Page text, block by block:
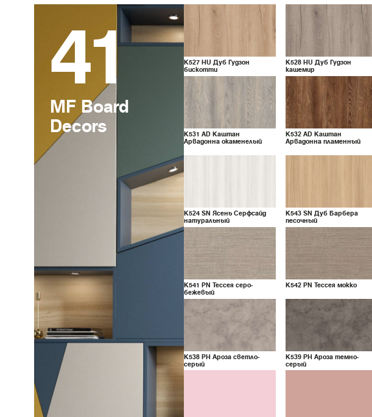
41
MF Board
Decors
K527HUДуб Гудзон
бискотти
K528HUДуб Гудзон
кашемир
K531 ADКаштан
Арвадонна окаменелый
K532ADКаштан
Арвадонна пламенный
K524SNЯсень Серфсайд
натуральный
K543SNДуб Барбера
песочный
K541 PNТессея серо-
бежевый
K542PNТессея мокко
K538PHАроза светло-
серый
K539PHАроза темно-
серый